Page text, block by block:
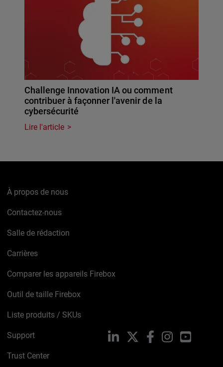
Challenge Innovation IA ou comment
contribuer à façonner l'avenir de la
cybersécurité
Lire l'article
À propos de nous
Contactez-nous
Salle de rédaction
Carrières
Comparer les appareils Firebox
Outil de taille Firebox
Liste produits / SKUs
Support
Trust Center
LinkedIn FacebookInstagramYouTube